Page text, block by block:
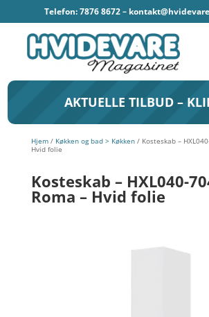
Telefon: 7876 8672 –
AKTUELLE TILBUD –
Hjem/ Køkken og bad > Køkken/ Kosteskab –
Hvid folie
Kosteskab – HXL040-
Roma – Hvid folie